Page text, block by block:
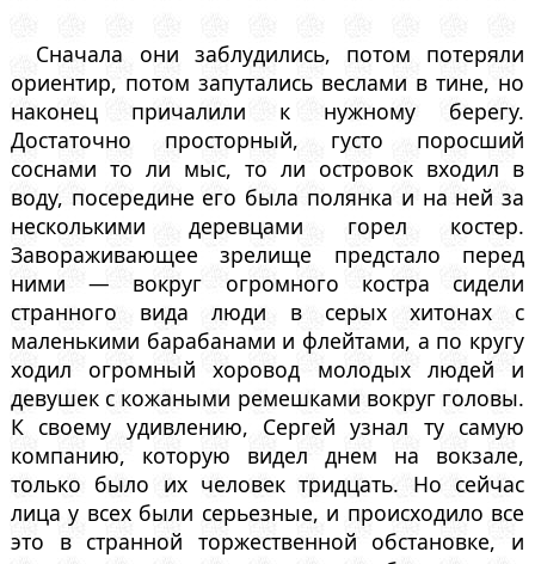
Сначала они заблудились, потом потеряли
ориентир, потом запутались веслами в тине, но
наконец причалили к нужному берегу.
Достаточно просторный, густо поросший
соснами то ли мыс, то ли островок входил в
воду, посередине его была полянка и на ней за
несколькими деревцами горел костер.
Завораживающее зрелище предстало перед
ними — вокруг огромного костра сидели
странного вида люди в серых хитонах с
маленькими барабанами и флейтами, а по кругу
ходил огромный хоровод молодых людей и
девушек с кожаными ремешками вокруг головы.
К своему удивлению, Сергей узнал ту самую
компанию, которую видел днем на вокзале,
только было их человек тридцать. Но сейчас
лица у всех были серьезные, и происходило все
это в странной торжественной обстановке, и